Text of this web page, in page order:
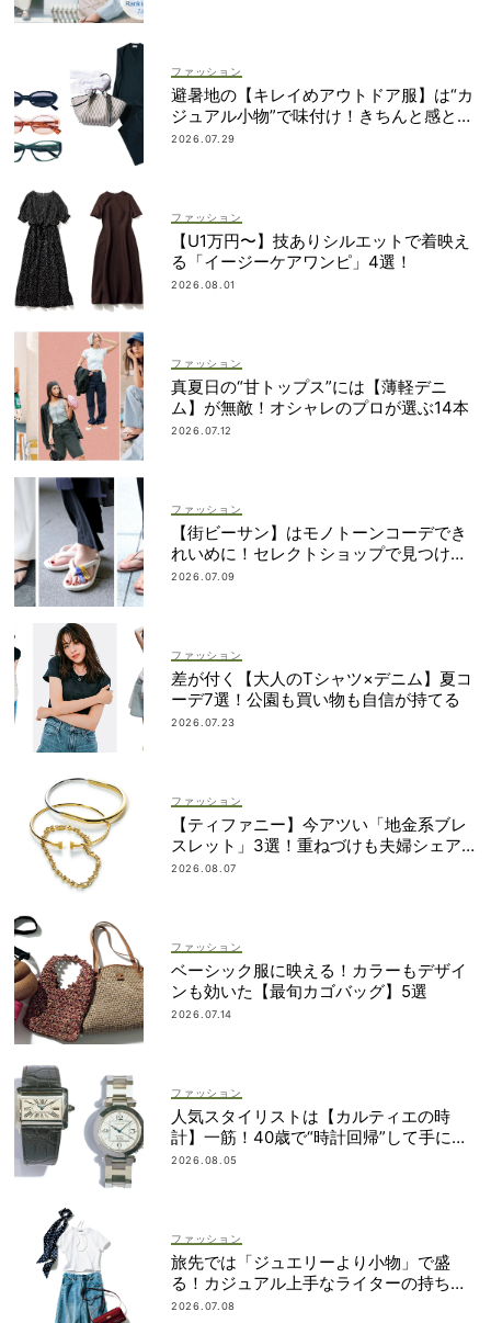
ファッション
避暑地の【キレイめアウトドア服】は“カ
ジュアル小物”で味付け！きちんと感との
バランスに注目
2026.07.29
ファッション
【U1万円〜】技ありシルエットで着映え
る「イージーケアワンピ」4選！
2026.08.01
ファッション
真夏日の“甘トップス”には【薄軽デニ
ム】が無敵！オシャレのプロが選ぶ14本
2026.07.12
ファッション
【街ビーサン】はモノトーンコーデでき
れいめに！セレクトショップで見つける
ママ多数
2026.07.09
ファッション
差が付く【大人のTシャツ×デニム】夏コ
ーデ7選！公園も買い物も自信が持てる
2026.07.23
ファッション
【ティファニー】今アツい「地金系ブレ
スレット」3選！重ねづけも夫婦シェア
も自在
2026.08.07
ファッション
ベーシック服に映える！カラーもデザイ
ンも効いた【最旬カゴバッグ】5選
2026.07.14
ファッション
人気スタイリストは【カルティエの時
計】一筋！40歳で“時計回帰”して手に入
れた名品は？
2026.08.05
ファッション
旅先では「ジュエリーより小物」で盛
る！カジュアル上手なライターの持ち物
リスト
2026.07.08